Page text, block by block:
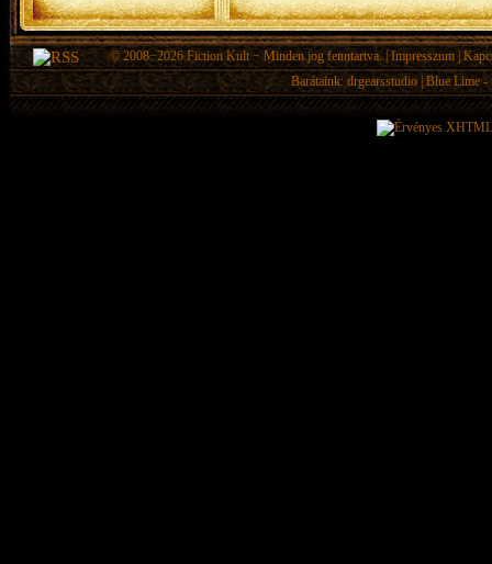
© 2008−2026 Fiction Kult − Minden jog fenntartva. | Impresszum|
Barátaink:drgearsstudio Blue Lime -